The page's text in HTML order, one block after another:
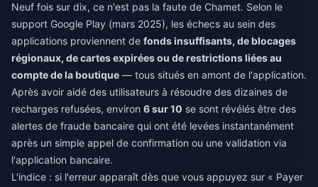
Neuf fois sur dix, ce n'est pas la faute de Chamet. Selon le
support Google Play (mars 2025), les échecs au sein des
applications proviennent de fonds insuffisants, de blocages
régionaux, de cartes expirées ou de restrictions liées au
compte de la boutique — tous situés en amont de l'application.
Après avoir aidé des utilisateurs à résoudre des dizaines de
recharges refusées, environ 6 sur 10 se sont révélés être des
alertes de fraude bancaire qui ont été levées instantanément
après un simple appel de confirmation ou une validation via
l'application bancaire.
L'indice : si l'erreur apparaît dès que vous appuyez sur « Payer